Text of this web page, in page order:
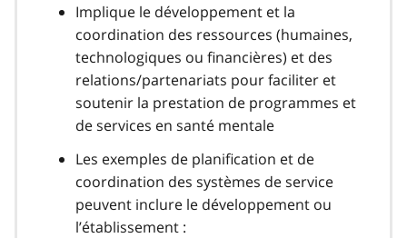
Implique le développement et la
coordination des ressources (humaines,
technologiques ou financières) et des
relations/partenariats pour faciliter et
soutenir la prestation de programmes et
de services en santé mentale
Les exemples de planification et de
coordination des systèmes de service
peuvent inclure le développement ou
l’établissement :